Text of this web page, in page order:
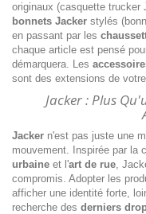
originaux (casquette trucker
bonnets Jacker stylés
en passant par les
chaque article est pensé
démarquera. Les
sont des extensions de
Jacker : Plus
Jacker n'est pas juste une
mouvement. Inspirée par la
urbaine et l'art de rue,
compromis. Adopter les
afficher une identité forte,
recherche des derniers